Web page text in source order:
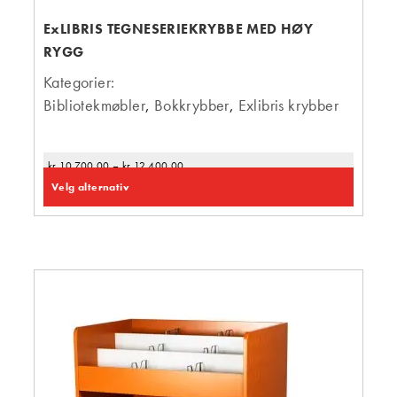
ExLIBRIS TEGNESERIEKRYBBE MED HØY
RYGG
Kategorier:
Bibliotekmøbler, Bokkrybber, Exlibris krybber
kr10 700,00 – kr12 400,00
Velg alternativ